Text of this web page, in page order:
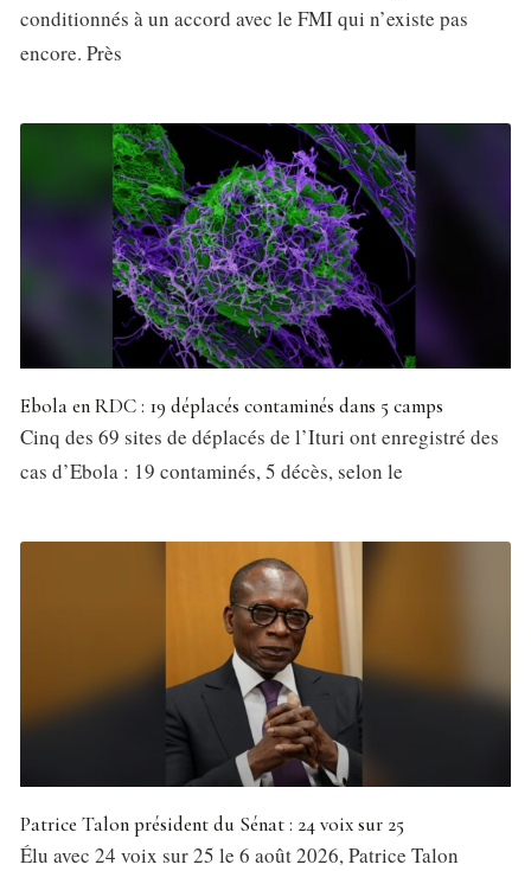
conditionnés à un accord avec le FMI qui n’existe pas
encore. Près
Ebola en RDC : 19 déplacés contaminés dans 5 camps
Cinq des 69 sites de déplacés de l’Ituri ont enregistré des
cas d’Ebola : 19 contaminés, 5 décès, selon le
Patrice Talon président du Sénat : 24 voix sur 25
Élu avec 24 voix sur 25 le 6 août 2026, Patrice Talon